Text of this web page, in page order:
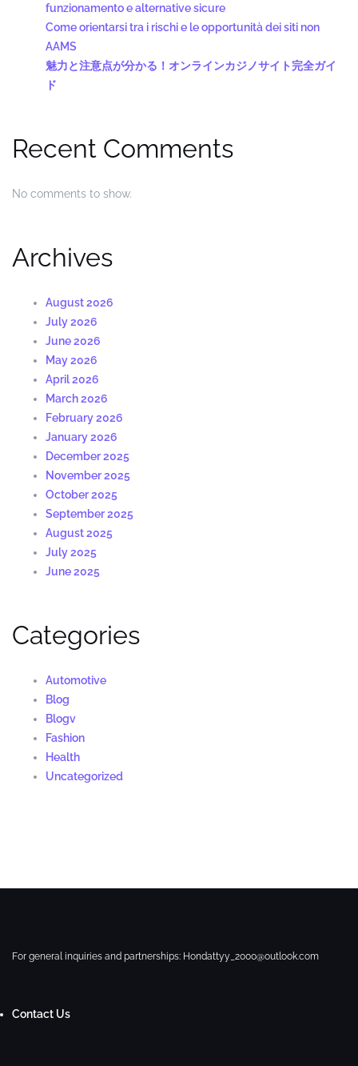
funzionamento e alternative sicure
Come orientarsi tra i rischi e le opportunità dei siti non
AAMS
魅力と注意点が分かる！オンラインカジノサイト完全ガイ
ド
Recent Comments
No comments to show.
Archives
August 2026
July 2026
June 2026
May 2026
April 2026
March 2026
February 2026
January 2026
December 2025
November 2025
October 2025
September 2025
August 2025
July 2025
June 2025
Categories
Automotive
Blog
Blogv
Fashion
Health
Uncategorized
For general inquiries and partnerships: Hondattyy_2000@outlook.com
Contact Us